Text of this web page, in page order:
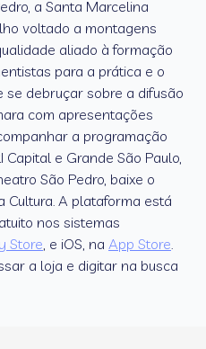
a Santa Marcelina
voltado a montagens
aliado à formação
para a prática e o
se debruçar sobre a difusão
com apresentações
a programação
e Grande São Paulo,
São Pedro, baixe o
Cultura. A plataforma está
nos sistemas
Store, e iOS, na App Store.
a loja e digitar na busca